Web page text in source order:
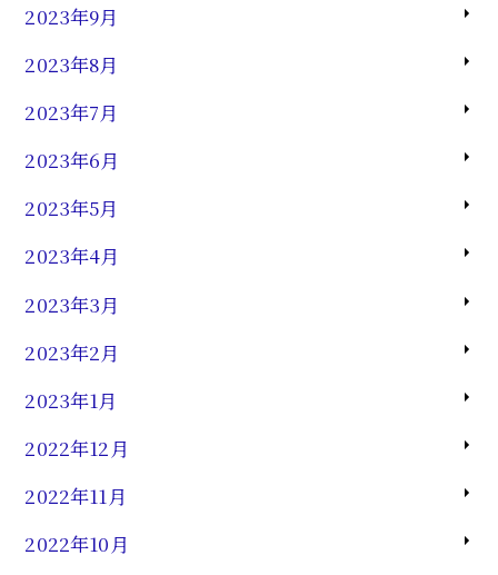
2023年9月
2023年8月
2023年7月
2023年6月
2023年5月
2023年4月
2023年3月
2023年2月
2023年1月
2022年12月
2022年11月
2022年10月